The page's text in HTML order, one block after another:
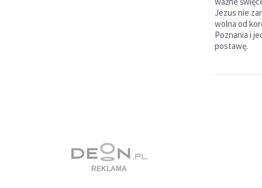
Jezus nie
wolna od
Poznania i
postawę.